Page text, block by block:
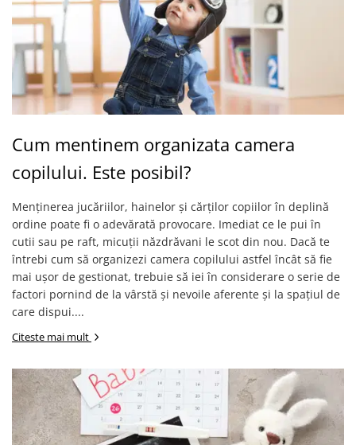
Cum mentinem organizata camera
copilului. Este posibil?
Menținerea jucăriilor, hainelor și cărților copiilor în deplină
ordine poate fi o adevărată provocare. Imediat ce le pui în
cutii sau pe raft, micuții năzdrăvani le scot din nou. Dacă te
întrebi cum să organizezi camera copilului astfel încât să fie
mai ușor de gestionat, trebuie să iei în considerare o serie de
factori pornind de la vârstă și nevoile aferente și la spațiul de
care dispui....
Citeste mai mult